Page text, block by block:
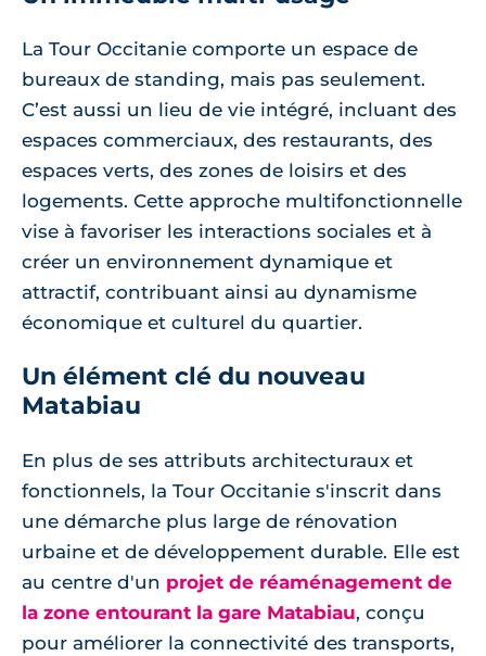
La Tour Occitanie comporte un espace de
bureaux de standing, mais pas seulement.
C’est aussi un lieu de vie intégré, incluant des
espaces commerciaux, des restaurants, des
espaces verts, des zones de loisirs et des
logements. Cette approche multifonctionnelle
vise à favoriser les interactions sociales et à
créer un environnement dynamique et
attractif, contribuant ainsi au dynamisme
économique et culturel du quartier.
Un élément clé du nouveau
Matabiau
En plus de ses attributs architecturaux et
fonctionnels, la Tour Occitanie s'inscrit dans
une démarche plus large de rénovation
urbaine et de développement durable. Elle est
au centre d'un projet de réaménagement de
la zone entourant la gare Matabiau, conçu
pour améliorer la connectivité des transports,